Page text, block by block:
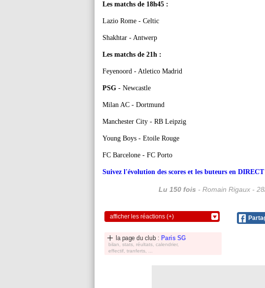
Les matchs de 18h45 :
Lazio Rome - Celtic
Shakhtar - Antwerp
Les matchs de 21h :
Feyenoord - Atletico Madrid
PSG - Newcastle
Milan AC - Dortmund
Manchester City - RB Leipzig
Young Boys - Etoile Rouge
FC Barcelone - FC Porto
Suivez l'évolution des scores et les buteurs en
Lu 150 fois - Romain Rigaux -
afficher les réactions (+)
la page du club : Paris SG
bilan, stats, réultats, calendrier,
effectif, tranferts, ...